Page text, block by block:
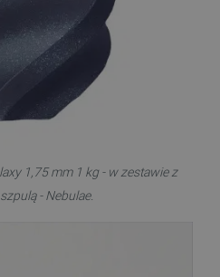
1,75 mm 1 kg - w zestawie z
- Nebulae.